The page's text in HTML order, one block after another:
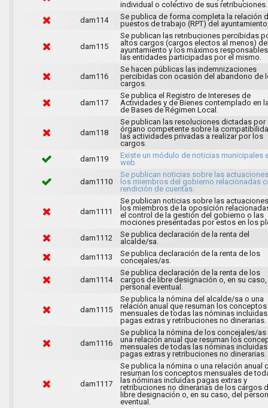
individual o colectivo de sus retribuciones.
dam114
Se publica de forma completa la relación
puestos de trabajo (RPT) del
dam115
Se publican las retribuciones percibidas
altos cargos (cargos electos al menos)
ayuntamiento y los máximos
las entidades participadas por el mismo.
dam116
Se hacen públicas las indemnizaciones
percibidas con ocasión del abandono de
cargos.
dam117
Se publica el Registro de Intereses de
Actividades y de Bienes contemplado en
de Bases de Régimen Local.
dam118
Se publican las resoluciones dictadas por
órgano competente sobre la
las actividades privadas a realizar por los
cargos.
dam119
Existe un módulo de noticias municipales
web.
dam1110
Se publican noticias sobre las
los miembros del gobierno relacionadas
rendición de cuentas.
dam1111
Se publican noticias sobre las
los miembros de la oposición
el control de la gestión del gobierno o las
mociones presentadas por estos en los
dam1112
Se publica declaración de la renta del
alcalde/sa.
dam1113
Se publica declaración de la renta de los
concejales/as.
dam1114
Se publica declaración de la renta de los
cargos de libre designación o, en su
personal eventual.
dam1115
Se publica la nómina del alcalde/sa o una
relación anual que resuman los conceptos
mensuales de todas las nóminas incluidas
pagas extras y retribuciones no dinerarias.
dam1116
Se publica la nómina de los concejales/as
una relación anual que resuman los
mensuales de todas las nóminas incluidas
pagas extras y retribuciones no dinerarias.
dam1117
Se publica la nómina o una relación anual
resuman los conceptos mensuales de
las nóminas incluidas pagas extras y
retribuciones no dinerarias de los cargos
libre designación o, en su caso, del
eventual.